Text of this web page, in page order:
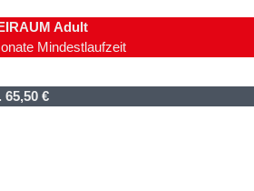
Adult
Mindestlaufzeit
65,50 €